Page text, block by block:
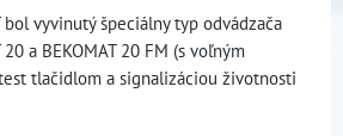
bol vyvinutý špeciálny typ odvádzača
a BEKOMAT 20 FM (s voľným
tlačidlom a signalizáciou životnosti